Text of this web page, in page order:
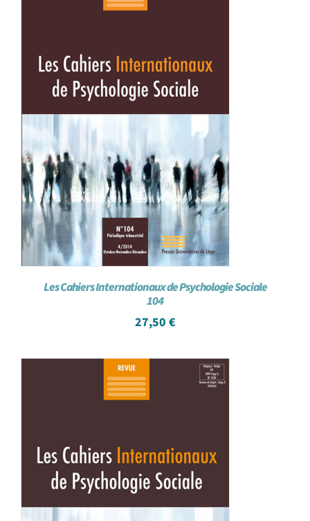
Les Cahiers Internationaux de Psychologie Sociale
104
27,50 €